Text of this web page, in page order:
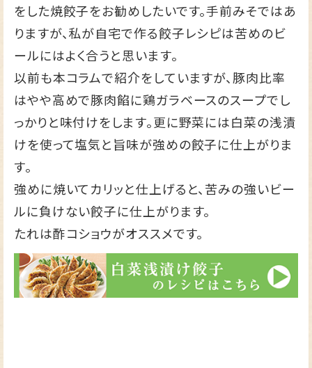
をした焼餃子をお勧めしたいです。手前みそではあ
りますが、私が自宅で作る餃子レシピは苦めのビ
ールにはよく合うと思います。
以前も本コラムで紹介をしていますが、豚肉比率
はやや高めで豚肉餡に鶏ガラベースのスープでし
っかりと味付けをします。更に野菜には白菜の浅漬
けを使って塩気と旨味が強めの餃子に仕上がりま
す。
強めに焼いてカリッと仕上げると、苦みの強いビー
ルに負けない餃子に仕上がります。
たれは酢コショウがオススメです。